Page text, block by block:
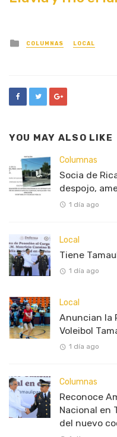
Posted
in
COLUMNAS LOCAL
YOU MAY ALSO LIKE
Columnas
Socia de
despojo,
1 día ago
Local
Tiene
1 día ago
Local
Anuncian la
Voleibol
1 día ago
Columnas
Reconoce
Nacional en
del nuevo